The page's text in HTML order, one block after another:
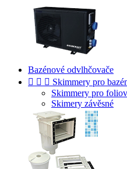
Bazénové odvlhčovače
   Skimmery pro
Skimmery pro
Skimery závěsné